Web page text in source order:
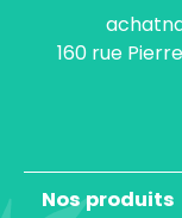
160 rue
Nos produits